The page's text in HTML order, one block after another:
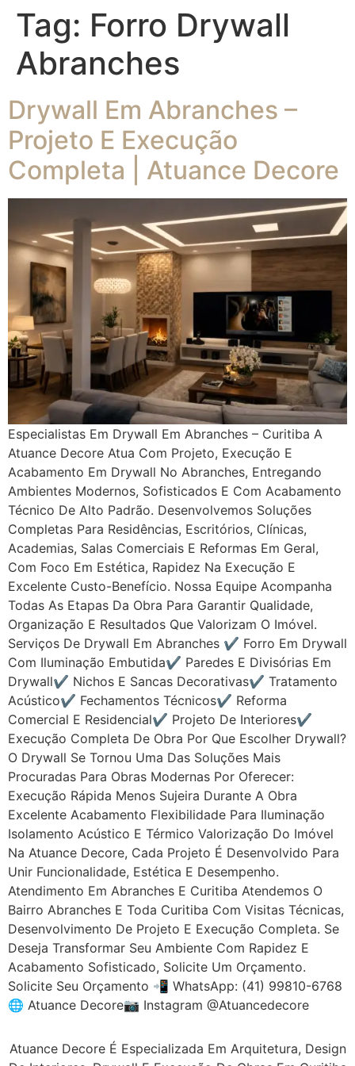
Tag: Forro Drywall
Abranches
Drywall Em Abranches –
Projeto E Execução
Completa | Atuance Decore
Especialistas Em Drywall Em Abranches – Curitiba A
Atuance Decore Atua Com Projeto, Execução E
Acabamento Em Drywall No Abranches, Entregando
Ambientes Modernos, Sofisticados E Com Acabamento
Técnico De Alto Padrão. Desenvolvemos Soluções
Completas Para Residências, Escritórios, Clínicas,
Academias, Salas Comerciais E Reformas Em Geral,
Com Foco Em Estética, Rapidez Na Execução E
Excelente Custo-Benefício. Nossa Equipe Acompanha
Todas As Etapas Da Obra Para Garantir Qualidade,
Organização E Resultados Que Valorizam O Imóvel.
Serviços De Drywall Em Abranches ✔ Forro Em Drywall
Com Iluminação Embutida✔ Paredes E Divisórias Em
Drywall✔ Nichos E Sancas Decorativas✔ Tratamento
Acústico✔ Fechamentos Técnicos✔ Reforma
Comercial E Residencial✔ Projeto De Interiores✔
Execução Completa De Obra Por Que Escolher Drywall?
O Drywall Se Tornou Uma Das Soluções Mais
Procuradas Para Obras Modernas Por Oferecer:
Execução Rápida Menos Sujeira Durante A Obra
Excelente Acabamento Flexibilidade Para Iluminação
Isolamento Acústico E Térmico Valorização Do Imóvel
Na Atuance Decore, Cada Projeto É Desenvolvido Para
Unir Funcionalidade, Estética E Desempenho.
Atendimento Em Abranches E Curitiba Atendemos O
Bairro Abranches E Toda Curitiba Com Visitas Técnicas,
Desenvolvimento De Projeto E Execução Completa. Se
Deseja Transformar Seu Ambiente Com Rapidez E
Acabamento Sofisticado, Solicite Um Orçamento.
Solicite Seu Orçamento 📲 WhatsApp: (41) 99810-6768
🌐 Atuance Decore📷 Instagram @atuancedecore
Atuance Decore É Especializada Em Arquitetura, Design